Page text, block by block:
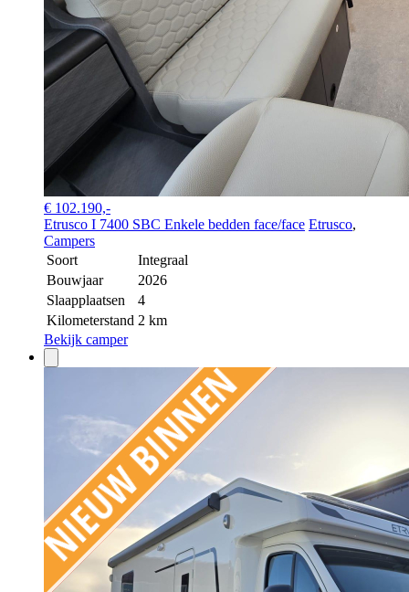
€ 102.190,-
Etrusco I 7400 SBC Enkele bedden face/face Etrusco,
Campers
Soort
Integraal
Bouwjaar
2026
Slaapplaatsen
4
Kilometerstand 2 km
Bekijk camper